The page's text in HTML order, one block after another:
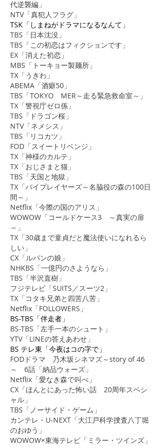
代逆襲編」
NTV「真犯人フラグ」
TSK「しまねがドラマになるなんて」
TBS「日本沈没」
TBS「この初恋はフィクションです」
​​EX「消えた初恋」
MBS「トーキョー製麺所」
​TX「うきわ」
ABEMA「酒癖50」
TBS「TOKYO MER～走る緊急救命室～」
​TX「警視庁ゼロ係」
​TBS「ドラゴン桜」
NTV「ネメシス」
TBS「リコカツ」
FOD「スイートリベンジ」
TX「神様のカルテ」
TX「おじさまと猫」
TBS「天国と地獄」
TX「バイプレイヤーズ～名脇役の森の100日
間～」
Netflix「今際の国のアリス」
​WOWOW「コールドケース3 ～真実の扉
～」
TX「30歳まで童貞だと魔法使いになれるら
しい」
CX「ルパンの娘」
​NHKBS「一億円のさようなら」
TBS「半沢直樹」
フジテレビ「SUITS／スーツ2」
TX「コタキ兄弟と四苦八苦」
Netflix「FOLLOWERS」
BS-TBS「伴走者」
BS-TBS「左手一本のシュート」
YTV「LINEの答えあわせ」
BS テレ東「今夜はコの字で」
​FODドラマ 乃木坂シネマズ～story of 46
～ 6話「納品ウォーズ」
Netflix「愛なき森で叫べ」
CX「ほんとにあった怖い話 20周年スペシ
ャル」
TBS「ノーサイド・ゲーム」
カンテレ・U-NEXT「大江戸科学捜査八丁堀
のおゆう」
WOWOW×東海テレビ「ミラー・ツインズ」